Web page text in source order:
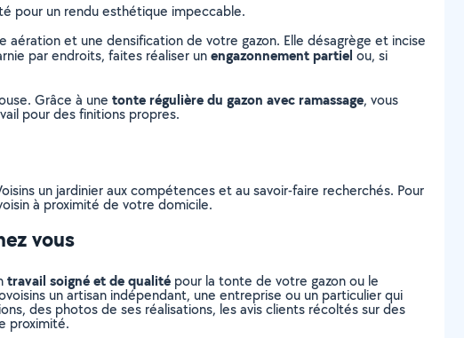
pour un rendu esthétique impeccable.
et une densification de votre gazon. Elle désagrège et incise
par endroits, faites réaliser unengazonnement partiel ou, si
Grâce à une tonte régulière du gazon avec ramassage, vous
pour des finitions propres.
un jardinier aux compétences et au savoir-faire recherchés. Pour
à proximité de votre domicile.
vous
travail soigné et de qualité pour la tonte de votre gazon ou le
un artisan indépendant, une entreprise ou un particulier qui
des photos de ses réalisations, les avis clients récoltés sur des
proximité.